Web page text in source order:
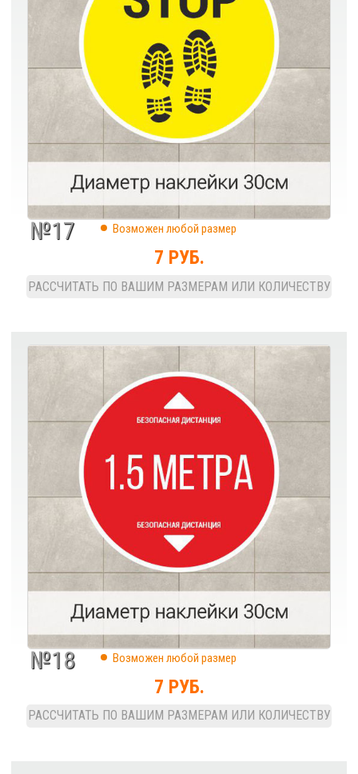
№17 Возможен любой размер
7 РУБ.
РАССЧИТАТЬ ПО ВАШИМ РАЗМЕРАМ ИЛИ КОЛИЧЕСТВУ
№18 Возможен любой размер
7 РУБ.
РАССЧИТАТЬ ПО ВАШИМ РАЗМЕРАМ ИЛИ КОЛИЧЕСТВУ